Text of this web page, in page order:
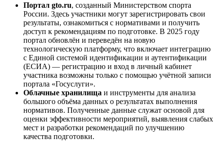
Портал gto.ru, созданный Министерством спорта
России. Здесь участники могут зарегистрировать свои
результаты, ознакомиться с нормативами и получить
доступ к рекомендациям по подготовке. В 2025 году
портал обновлён и переведён на новую
технологическую платформу, что включает интеграцию
с Единой системой идентификации и аутентификации
(ЕСИА) — регистрацию и вход в личный кабинет
участника возможны только с помощью учётной записи
портала «Госуслуги».
Облачные хранилища и инструменты для анализа
большого объёма данных о результатах выполнения
нормативов. Полученные данные служат основой для
оценки эффективности мероприятий, выявления слабых
мест и разработки рекомендаций по улучшению
качества подготовки.